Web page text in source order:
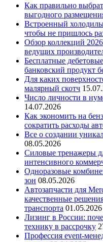
Как правильно
выгодного
Встроенный
чтобы не пришлось
Обзор коллекций
ведущих
Бесплатные
банковский продукт
Для каких
малярный скотч
Число личности в
14.07.2026
Как экономить на
сократить расходы
Все о создании
08.05.2026
Силовые тренажеры
интенсивного
Одноразовые
зон 08.05.2026
Автозапчасти для
качественные
транспорта 01.05.2026
Лизинг в России:
технику в рассрочку
Профессия event-